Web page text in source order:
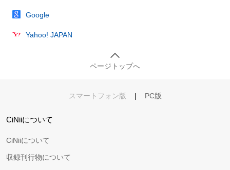
Google
Yahoo! JAPAN
ページトップへ
スマートフォン版 | PC版
CiNiiについて
CiNiiについて
収録刊行物について